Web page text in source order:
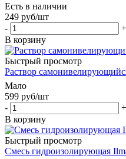
Есть в наличии
249 руб/шт
-
+
В корзину
Быстрый просмотр
Раствор
Мало
599 руб/шт
-
+
В корзину
Быстрый просмотр
Смесь гидроизолирующая